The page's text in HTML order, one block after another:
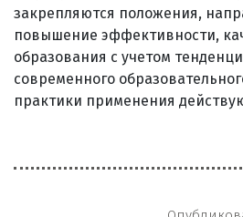
закрепляются положения,
повышение эффективности,
образования с учетом
современного
практики применения